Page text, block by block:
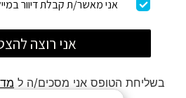
בשליחת הטופס אני מסכים/ה ל